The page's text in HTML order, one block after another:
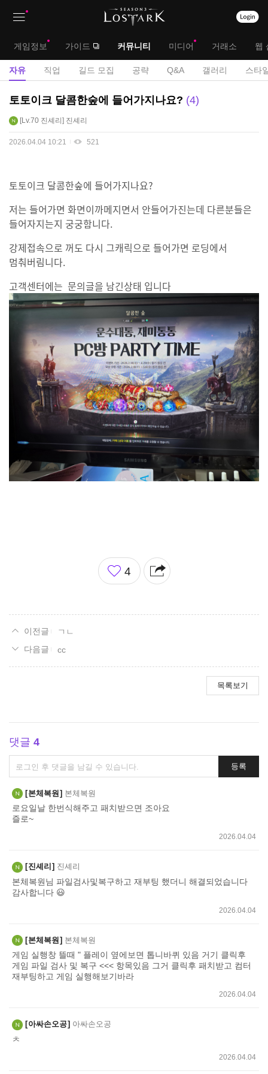
대
메
뉴
게임정보 가이드 커뮤니티 미디어 거래소 웹
서
자유 직업 길드 모집 공략 Q&A 갤러리 스타
자
게
토토이크 달콤한숲에 들어가지나요? 4
Lv.70 진셰리 진셰리
2026.04.04 10:21 521
토토이크 달콤한숲에 들어가지나요?
저는 들어가면 화면이까메지면서 안들어가진는데 다른분들은
들어자지는지 궁궁함니다.
강제접속으로 꺼도 다시 그캐릭으로 들어가면 로딩에서
멈춰버림니다.
고객센터에는 문의글을 남긴상태 입니다
좋
아
4
ㄱㄴ
cc
목록보기
댓글 4
댓
글
쓰
기
등록
본체복원 본체복원
로요일날 한번식해주고 패치받으면 조아요
즐로~
2026.04.04
진셰리 진셰리
본체복원님 파일검사및복구하고 재부팅 했더니 해결되었습니다
감사합니다 😃
2026.04.04
본체복원 본체복원
게임 실행창 뜰때 " 플레이 옆에보면 톱니바퀴 있음 거기 클릭후
게임 파일 검사 및 복구 <<< 항목있음 그거 클릭후 패치받고 컴터
재부팅하고 게임 실행해보기바라
2026.04.04
아싸손오공 아싸손오공
ㅊ
2026.04.04